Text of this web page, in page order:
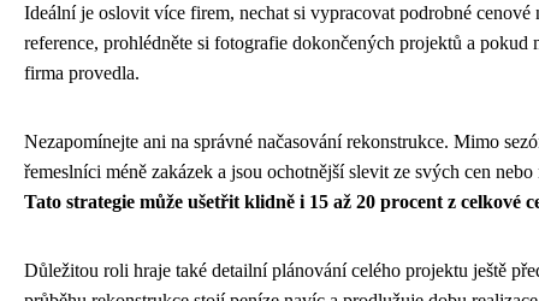
Ideální je oslovit více firem, nechat si vypracovat podrobné cenové
reference, prohlédněte si fotografie dokončených projektů a pokud
firma provedla.
Nezapomínejte ani na správné načasování rekonstrukce. Mimo
řemeslníci méně zakázek a jsou ochotnější slevit ze svých cen
Tato strategie může ušetřit klidně i 15 až 20 procent z celkové
Důležitou roli hraje také detailní plánování celého projektu ještě